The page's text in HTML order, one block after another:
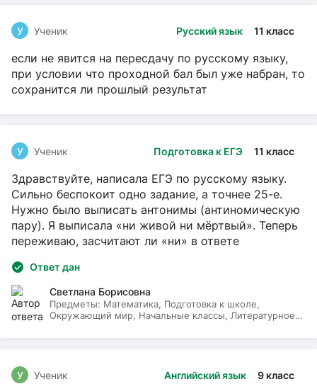
Русский язык 11 класс
У Ученик
если не явится на пересдачу по русскому языку,
при условии что проходной бал был уже набран, то
сохранится ли прошлый результат
Подготовка к ЕГЭ 11 класс
У Ученик
Здравствуйте, написала ЕГЭ по русскому языку.
Сильно беспокоит одно задание, а точнее 25-е.
Нужно было выписать антонимы (антиномическую
пару). Я выписала «ни живой ни мёртвый». Теперь
переживаю, засчитают ли «ни» в ответе
Ответ дан
Светлана Борисовна
Предметы: Математика, Подготовка к школе,
Окружающий мир, Начальные классы, Литературное
Английский язык 9 класс
У Ученик